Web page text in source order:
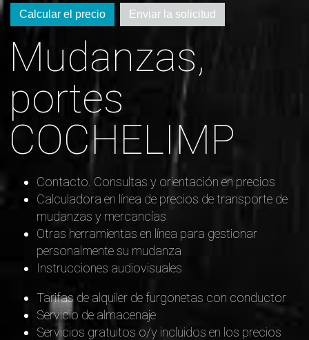
Calcular el precio Enviar la solicitud
Mudanzas,
portes
COCHELIMP
Contacto. Consultas y orientación en precios
Calculadora en línea de precios de transporte de
mudanzas y mercancías
Otras herramientas en línea para gestionar
personalmente su mudanza
Instrucciones audiovisuales
Tarifas de alquiler de furgonetas con conductor
Servicio de almacenaje
Servicios gratuitos o/y incluidos en los precios